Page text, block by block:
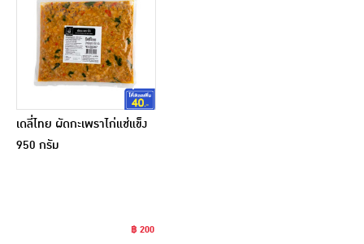
เดลี่ไทย ผัดกะเพราไก่แช่แข็ง
950 กรัม
฿ 200